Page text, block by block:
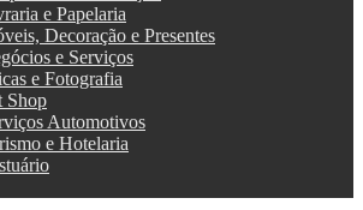
e Papelaria
Decoração e Presentes
e Serviços
e Fotografia
Shop
Automotivos
e Hotelaria